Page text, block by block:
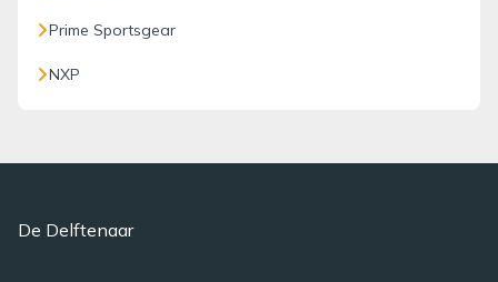
Prime Sportsgear
NXP
De Delftenaar